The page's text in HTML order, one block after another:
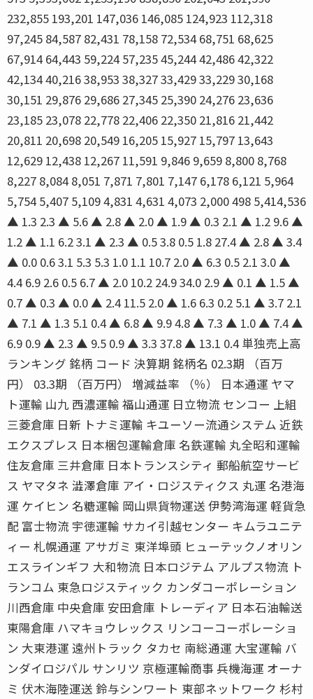
232,855 193,201 147,036 146,085 124,923 112,318
97,245 84,587 82,431 78,158 72,534 68,751 68,625
67,914 64,443 59,224 57,235 45,244 42,486 42,322
42,134 40,216 38,953 38,327 33,429 33,229 30,168
30,151 29,876 29,686 27,345 25,390 24,276 23,636
23,185 23,078 22,778 22,406 22,350 21,816 21,442
20,811 20,698 20,549 16,205 15,927 15,797 13,643
12,629 12,438 12,267 11,591 9,846 9,659 8,800 8,768
8,227 8,084 8,051 7,871 7,801 7,147 6,178 6,121 5,964
5,754 5,407 5,109 4,831 4,631 4,073 2,000 498 5,414,536
▲ 1.3 2.3 ▲ 5.6 ▲ 2.8 ▲ 2.0 ▲ 1.9 ▲ 0.3 2.1 ▲ 1.2 9.6 ▲
1.2 ▲ 1.1 6.2 3.1 ▲ 2.3 ▲ 0.5 3.8 0.5 1.8 27.4 ▲ 2.8 ▲ 3.4
▲ 0.0 0.6 3.1 5.3 5.3 1.0 1.1 10.7 2.0 ▲ 6.3 0.5 2.1 3.0 ▲
4.4 6.9 2.6 0.5 6.7 ▲ 2.0 10.2 24.9 34.0 2.9 ▲ 0.1 ▲ 1.5 ▲
0.7 ▲ 0.3 ▲ 0.0 ▲ 2.4 11.5 2.0 ▲ 1.6 6.3 0.2 5.1 ▲ 3.7 2.1
▲ 7.1 ▲ 1.3 5.1 0.4 ▲ 6.8 ▲ 9.9 4.8 ▲ 7.3 ▲ 1.0 ▲ 7.4 ▲
6.9 0.9 ▲ 2.3 ▲ 9.5 0.9 ▲ 3.3 37.8 ▲ 13.1 0.4 単独売上高
ランキング 銘柄 コード 決算期 銘柄名 02.3期 （百万
円） 03.3期 （百万円） 増減益率 （％） 日本通運 ヤマ
ト運輸 山九 西濃運輸 福山通運 日立物流 センコー 上組
三菱倉庫 日新 トナミ運輸 キユーソー流通システム 近鉄
エクスプレス 日本梱包運輸倉庫 名鉄運輸 丸全昭和運輸
住友倉庫 三井倉庫 日本トランスシティ 郵船航空サービ
ス ヤマタネ 澁澤倉庫 アイ・ロジスティクス 丸運 名港海
運 ケイヒン 名糖運輸 岡山県貨物運送 伊勢湾海運 軽貨急
配 富士物流 宇徳運輸 サカイ引越センター キムラユニテ
ィー 札幌通運 アサガミ 東洋埠頭 ヒューテックノオリン
エスラインギフ 大和物流 日本ロジテム アルプス物流 ト
ランコム 東急ロジスティック カンダコーポレーション
川西倉庫 中央倉庫 安田倉庫 トレーディア 日本石油輸送
東陽倉庫 ハマキョウレックス リンコーコーポレーショ
ン 大東港運 遠州トラック タカセ 南総通運 大宝運輸 バ
ンダイロジパル サンリツ 京極運輸商事 兵機海運 オーナ
ミ 伏木海陸運送 鈴与シンワート 東部ネットワーク 杉村